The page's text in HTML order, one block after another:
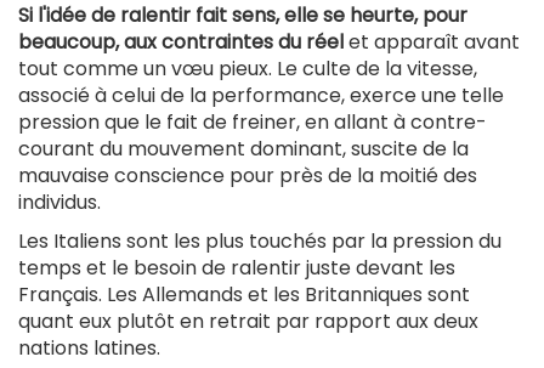
Si l'idée de ralentir fait sens, elle se heurte, pour
beaucoup, aux contraintes du réelet apparaît avant
tout comme un vœu pieux. Le culte de la vitesse,
associé à celui de la performance, exerce une telle
pression que le fait de freiner, en allant à contre-
courant du mouvement dominant, suscite de la
mauvaise conscience pour près de la moitié des
individus.
Les Italiens sont les plus touchés par la pression du
temps et le besoin de ralentir juste devant les
Français. Les Allemands et les Britanniques sont
quant eux plutôt en retrait par rapport aux deux
nations latines.